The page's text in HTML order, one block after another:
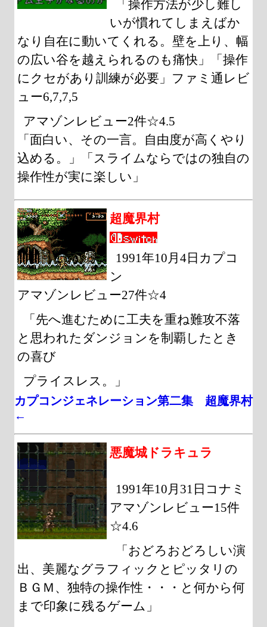
「操作方法が少し難し
いが慣れてしまえばか
なり自在に動いてくれる。壁を上り、幅
の広い谷を越えられるのも痛快」「操作
にクセがあり訓練が必要」ファミ通レビ
ュー6,7,7,5
アマゾンレビュー2件☆4.5
「面白い、その一言。自由度が高くやり
込める。」「スライムならではの独自の
操作性が実に楽しい」
超魔界村
1991年10月4日カプコ
ン
アマゾンレビュー27件☆4
「先へ進むために工夫を重ね難攻不落
と思われたダンジョンを制覇したとき
の喜び
プライスレス。」
カプコンジェネレーション第二集 超魔界村
←
悪魔城ドラキュラ
1991年10月31日コナミ
アマゾンレビュー15件
☆4.6
「おどろおどろしい演
出、美麗なグラフィックとピッタリの
ＢＧＭ、独特の操作性・・・と何から何
まで印象に残るゲーム」